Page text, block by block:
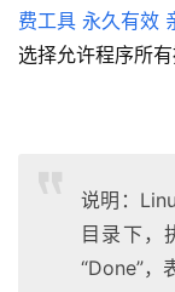
选择允许程序所
说明：
目录下，
“Done”，